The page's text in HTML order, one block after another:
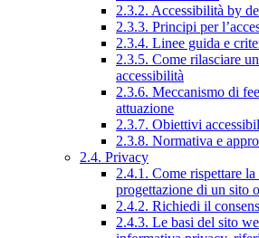
2.3.2. Accessibilità by
2.3.3. Principi per
2.3.4. Linee guida e
2.3.5. Come rilasciare
accessibilità
2.3.6. Meccanismo di
attuazione
2.3.7. Obiettivi
2.3.8. Normativa e
2.4. Privacy
2.4.1. Come rispettare
progettazione di un sito
2.4.2. Richiedi il
2.4.3. Le basi del sito